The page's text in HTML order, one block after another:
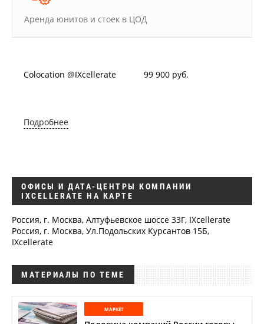
Аренда юнитов и стоек в ЦОД
Colocation @IXcellerate 99 900 руб.
Подробнее
ОФИСЫ И ДАТА-ЦЕНТРЫ КОМПАНИИ
IXCELLERATE НА КАРТЕ
Россия, г. Москва, Алтуфьевское шоссе 33Г, IXcellerate
Россия, г. Москва, Ул.Подольских Курсантов 15Б,
IXcellerate
МАТЕРИАЛЫ ПО ТЕМЕ
МАРКЕТ